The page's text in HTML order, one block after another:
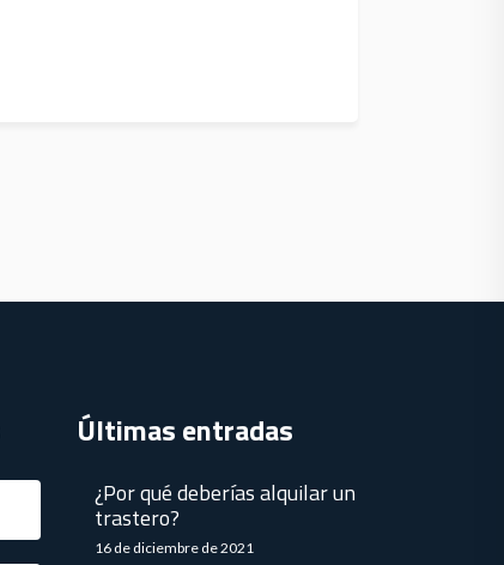
Últimas entradas
¿Por qué deberías alquilar un
trastero?
16 de diciembre de 2021